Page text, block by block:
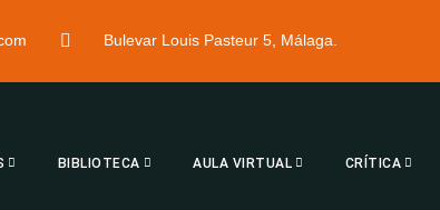
Bulevar Louis Pasteur 5, Málaga.
BIBLIOTECA AULA VIRTUAL CRÍTICA